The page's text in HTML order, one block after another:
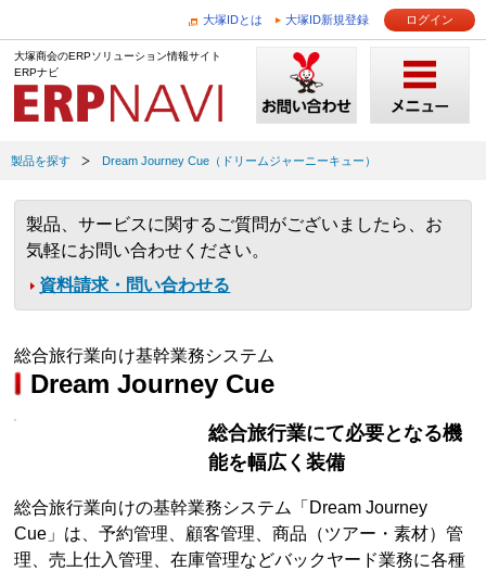
大塚IDとは 大塚ID新規登録 ログイン
大塚商会のERPソリューション情報サイト
ERPナビ
製品を探す Dream Journey Cue（ドリームジャーニーキュー）
製品、サービスに関するご質問がございましたら、お
気軽にお問い合わせください。
資料請求・問い合わせる
総合旅行業向け基幹業務システム
Dream Journey Cue
総合旅行業にて必要となる機
能を幅広く装備
総合旅行業向けの基幹業務システム「Dream Journey
Cue」は、予約管理、顧客管理、商品（ツアー・素材）管
理、売上仕入管理、在庫管理などバックヤード業務に各種